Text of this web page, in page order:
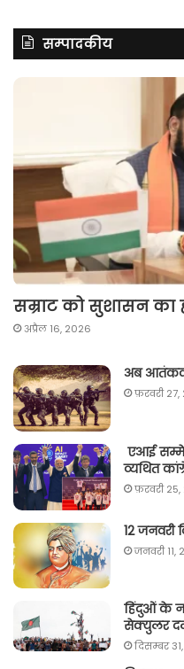
सम्पादकीय
सम्राट को सुशासन का
अप्रैल 16, 2026
अब
फ़रवरी
एआई
व्यथित
फ़रवरी
12 जनवरी
जनवरी 11,
हिंदुओं के
सेक्युलर
दिसम्बर